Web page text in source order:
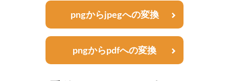
pngからjpegへの変換
pngからpdfへの変換